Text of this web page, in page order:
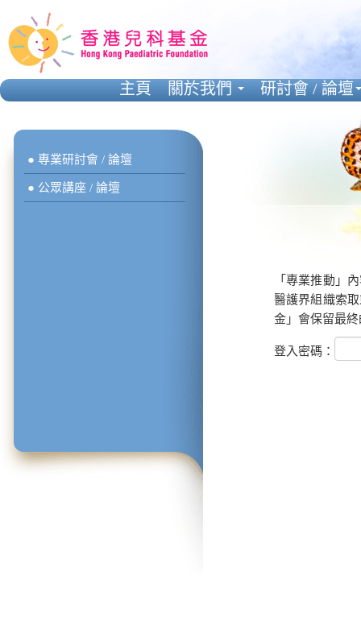
● 專業研討會 / 論壇
● 公眾講座 / 論壇
「專業推動」
醫護界組織索
金」會保留最
登入密碼：
主頁 關於我們 研討會 / 論壇